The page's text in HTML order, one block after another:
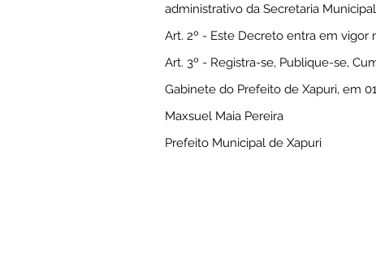
administrativo da Secretaria
Art. 2º - Este Decreto entra em vigor
Art. 3º - Registra-se, Publique-se,
Gabinete do Prefeito de Xapuri, em
Maxsuel Maia Pereira
Prefeito Municipal de Xapuri